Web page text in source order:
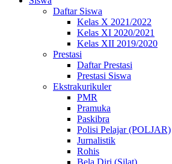
Daftar Siswa
Kelas X 2021/2022
Kelas XI 2020/2021
Kelas XII 2019/2020
Prestasi
Daftar Prestasi
Prestasi Siswa
Ekstrakurikuler
PMR
Pramuka
Paskibra
Polisi Pelajar (POLJAR)
Jurnalistik
Rohis
Bela Diri (Silat)